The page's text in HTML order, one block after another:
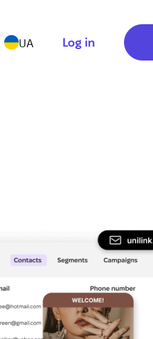
UA Log in